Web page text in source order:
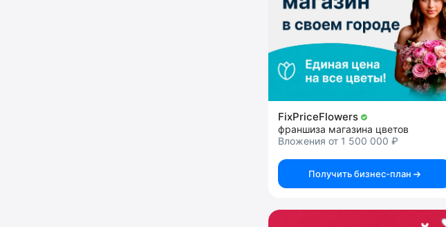
FixPriceFlowers
франшиза магазина цветов
Вложения от 1 500 000 ₽
Получить бизнес-план